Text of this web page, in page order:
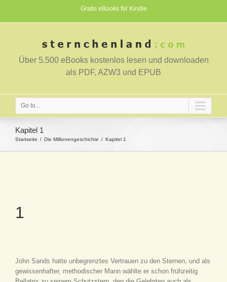
Gratis eBooks für Kindle
Über 5.500 eBooks kostenlos lesen und downloaden
als PDF, AZW3 und EPUB
Go to...
Kapitel 1
Startseite Die Millionengeschichte Kapitel 1
1
John Sands hatte unbegrenztes Vertrauen zu den Sternen, und als
gewissenhafter, methodischer Mann wählte er schon frühzeitig